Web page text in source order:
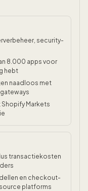
security-
8.000 apps voor
hebt
naadloos met
Markets
transactiekosten
en checkout-
platforms